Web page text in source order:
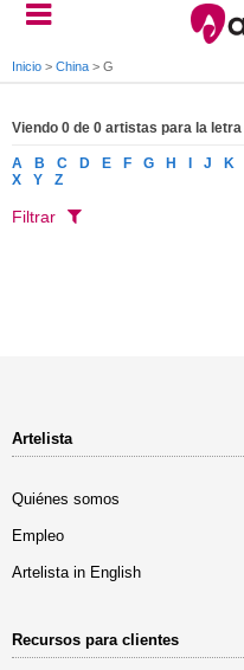
Inicio > China > G
Viendo 0 de 0 artistas para la letra
A B C D E F G H J K
X
Y Z
Filtrar
Artelista
Quiénes somos
Empleo
Artelista in English
Recursos para clientes